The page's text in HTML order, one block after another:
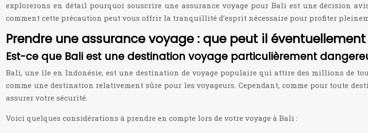
explorerons en détail pourquoi souscrire une assurance voyage pour Bali est une décision
comment cette précaution peut vous offrir la tranquillité d’esprit nécessaire pour profiter
Prendre une assurance voyage : que peut il
Est-ce que Bali est une destination voyage particulièrement
Bali, une île en Indonésie, est une destination de voyage populaire qui attire des millions de
comme une destination relativement sûre pour les voyageurs. Cependant, comme pour toute
assurer votre sécurité.
Voici quelques considérations à prendre en compte lors de votre voyage à Bali :